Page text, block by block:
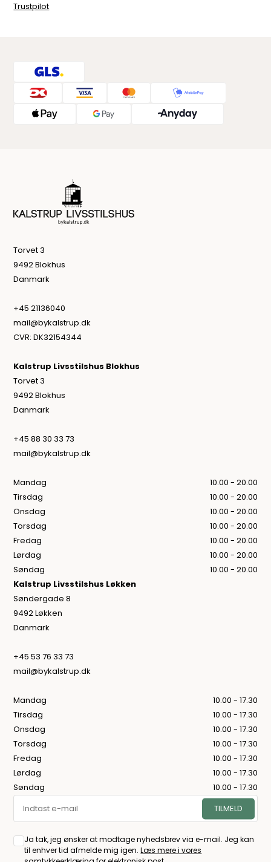
Trustpilot
Torvet 3
9492 Blokhus
Danmark
+45 21136040
mail@bykalstrup.dk
CVR: DK32154344
Kalstrup Livsstilshus Blokhus
Torvet 3
9492 Blokhus
Danmark
+45 88 30 33 73
mail@bykalstrup.dk
Mandag
10.00 - 20.00
Tirsdag
10.00 - 20.00
Onsdag
10.00 - 20.00
Torsdag
10.00 - 20.00
Fredag
10.00 - 20.00
Lørdag
10.00 - 20.00
Søndag
10.00 - 20.00
Kalstrup Livsstilshus Løkken
Søndergade 8
9492 Løkken
Danmark
+45 53 76 33 73
mail@bykalstrup.dk
Mandag
10.00 - 17.30
Tirsdag
10.00 - 17.30
Onsdag
10.00 - 17.30
Torsdag
10.00 - 17.30
Fredag
10.00 - 17.30
Lørdag
10.00 - 17.30
Søndag
10.00 - 17.30
Ja tak, jeg ønsker at modtage nyhedsbrev via e-mail. Jeg kan
til enhver tid afmelde mig igen.Læs mere i vores